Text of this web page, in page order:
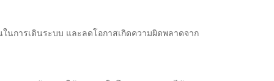
นการเดินระบบ และลดโอกาสเกิดความผิดพลาดจาก